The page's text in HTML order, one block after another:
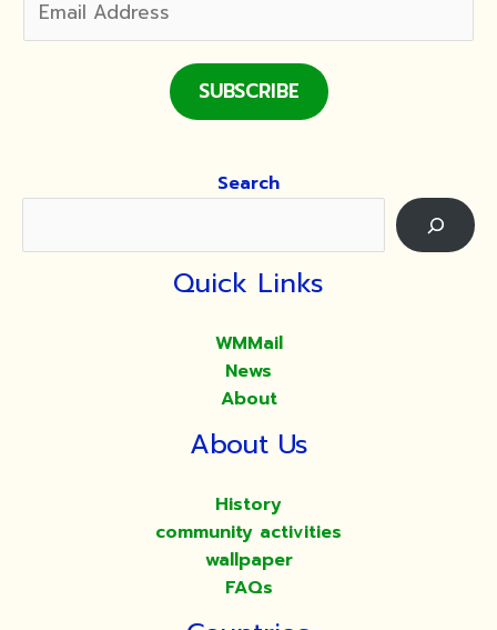
SUBSCRIBE
Search
Quick Links
WMMail
News
About
About Us
History
community activities
wallpaper
FAQs